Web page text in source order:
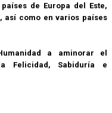
de Europa del Este,
así como en varios países
a aminorar el
Felicidad, Sabiduría e